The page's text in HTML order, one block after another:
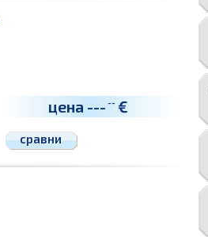
цена --- -- €
сравни